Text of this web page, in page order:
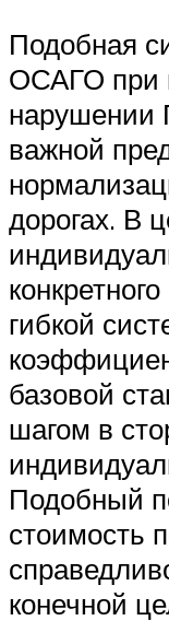
Подобная
ОСАГО при
нарушении
важной
дорогах. В
гибкой
базовой
шагом в
Подобный
стоимость
конечной